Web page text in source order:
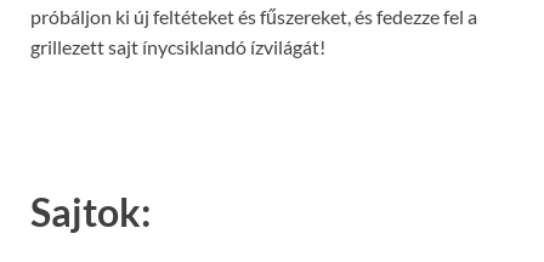
próbáljon ki új feltéteket és fűszereket, és fedezze fel a
grillezett sajt ínycsiklandó ízvilágát!
Sajtok: